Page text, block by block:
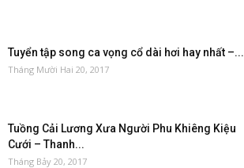
Tuyển tập song ca vọng cổ dài hơi hay nhất –...
Tháng Mười Hai 20, 2017
Tuồng Cải Lương Xưa Người Phu Khiêng Kiệu
Cưới – Thanh...
Tháng Bảy 20, 2017